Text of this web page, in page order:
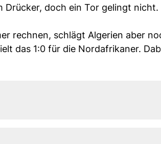
doch ein Tor gelingt nicht.
rechnen, schlägt Algerien aber
das 1:0 für die Nordafrikaner.